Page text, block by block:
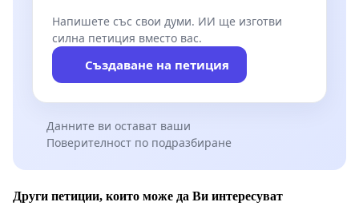
Напишете със свои думи. ИИ ще изготви
силна петиция вместо вас.
Създаване на петиция
Данните ви остават ваши
Поверителност по подразбиране
Други петиции, които може да Ви интересуват